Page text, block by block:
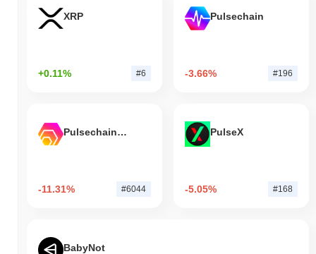
XRP
+0.11% #6
Pulsechain
-3.66% #196
Pulsechain Bridged HEX (Pulsechain)
-11.31% #6044
PulseX
-5.05% #168
BabyNot